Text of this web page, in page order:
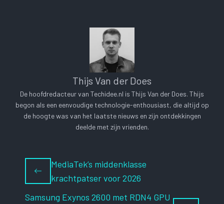
Thijs Van der Does
De hoofdredacteur van Techidee.nl is Thijs Van der Does. Thijs
begon als een eenvoudige technologie-enthousiast, die altijd op
de hoogte was van het laatste nieuws en zijn ontdekkingen
deelde met zijn vrienden.
MediaTek’s middenklasse
krachtpatser voor 2026
Samsung Exynos 2600 met RDN4 GPU